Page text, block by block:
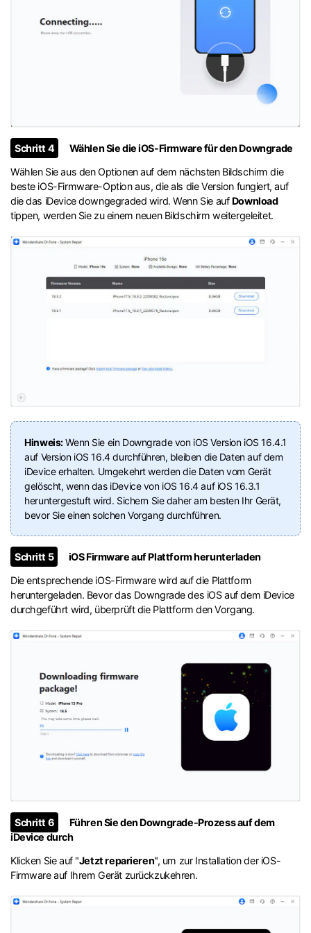
Schritt 4
Wählen Sie die iOS-Firmware für den Downgrade
Wählen Sie aus den Optionen auf dem nächsten Bildschirm die
beste iOS-Firmware-Option aus, die als die Version fungiert, auf
die das iDevice downgegraded wird. Wenn Sie auf Download
tippen, werden Sie zu einem neuen Bildschirm weitergeleitet.
Hinweis:Wenn Sie ein Downgrade von iOS Version iOS 16.4.1
auf Version iOS 16.4 durchführen, bleiben die Daten auf dem
iDevice erhalten. Umgekehrt werden die Daten vom Gerät
gelöscht, wenn das iDevice von iOS 16.4 auf iOS 16.3.1
heruntergestuft wird. Sichern Sie daher am besten Ihr Gerät,
bevor Sie einen solchen Vorgang durchführen.
Schritt 5
iOS Firmware auf Plattform herunterladen
Die entsprechende iOS-Firmware wird auf die Plattform
heruntergeladen. Bevor das Downgrade des iOS auf dem iDevice
durchgeführt wird, überprüft die Plattform den Vorgang.
Schritt 6
Führen Sie den Downgrade-Prozess auf dem
iDevice durch
Klicken Sie auf "Jetzt reparieren", um zur Installation der iOS-
Firmware auf Ihrem Gerät zurückzukehren.